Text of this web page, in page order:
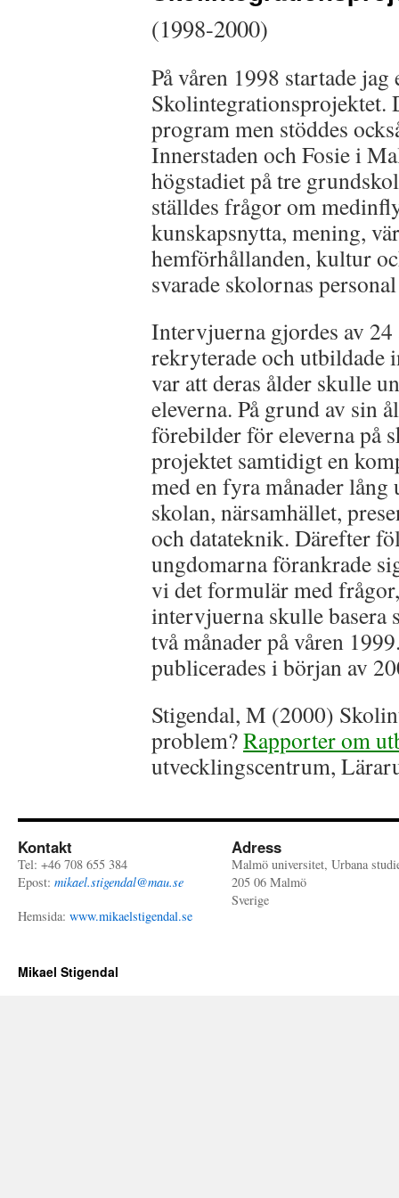
(1998-2000)
På våren 1998 startade
Skolintegrationsprojektet.
program men stöddes
Innerstaden och Fosie i
högstadiet på tre
ställdes frågor om
kunskapsnytta, mening,
hemförhållanden, kultur
svarade skolornas
Intervjuerna gjordes av
rekryterade och utbildade
var att deras ålder skulle
eleverna. På grund av sin
förebilder för eleverna på
projektet samtidigt en
med en fyra månader
skolan, närsamhället,
och datateknik. Därefter
ungdomarna förankrade
vi det formulär med
intervjuerna skulle basera
två månader på våren
publicerades i början av
Stigendal, M (2000)
problem?Rapporter om
utvecklingscentrum,
Kontakt
Tel: +46 708 655 384
Epost: mikael.stigendal@mau.se
Hemsida: www.mikaelstigendal.se
Adress
Malmö universitet, Urbana
205 06 Malmö
Sverige
Mikael Stigendal